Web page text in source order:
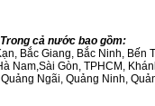
cả nước bao gồm:
Bắc Giang, Bắc Ninh,
Nam,Sài Gòn, TPHCM,
Ngãi, Quảng Ninh,